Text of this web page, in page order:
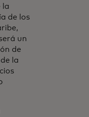
la
de los
un
de
la